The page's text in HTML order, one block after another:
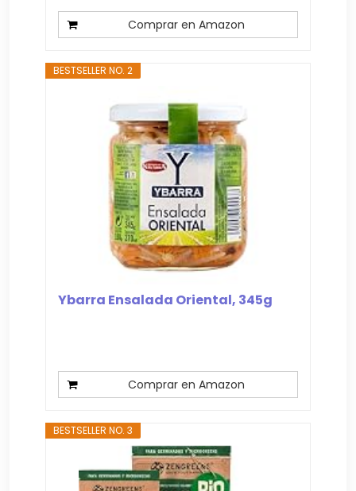
Comprar en Amazon
BESTSELLER NO. 2
Ybarra Ensalada Oriental, 345g
Comprar en Amazon
BESTSELLER NO. 3